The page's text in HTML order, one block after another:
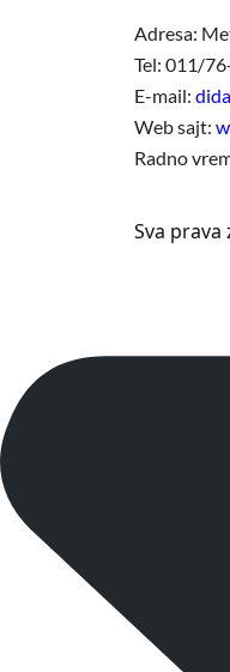
Adresa:
Tel: 011/
E-mail:
Web sajt:
Radno
Sva